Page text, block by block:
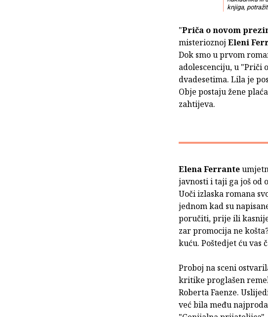
knjiga,
"Priča o novom
misterioznoj Eleni
Dok smo u prvom
adolescenciju, u "Priči
dvadesetima. Lila je
Obje postaju žene
zahtijeva.
Elena Ferrante
javnosti i taji ga još od
Uoči izlaska romana
jednom kad su
poručiti, prije ili
zar promocija ne
kuću. Poštedjet ću vas
Proboj na sceni
kritike proglašen
Roberta Faenze.
već bila među